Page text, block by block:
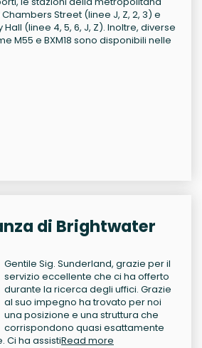
Street (linee J, Z, 2, 3) e
(linee 4, 5, 6, J, Z). Inoltre, diverse
M55 e BXM18 sono disponibili nelle
di Brightwater
Gentile Sig. Sunderland, grazie per il
servizio eccellente che ci ha offerto
durante la ricerca degli uffici. Grazie
al suo impegno ha trovato per noi
una posizione e una struttura che
corrispondono quasi esattamente
Ci ha assistiRead more